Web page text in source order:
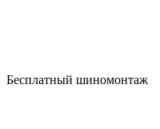
Бесплатный шиномонтаж